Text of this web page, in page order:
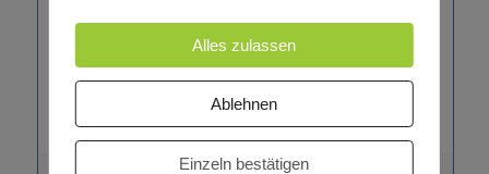
Alles zulassen
Ablehnen
Einzeln bestätigen